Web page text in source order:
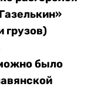
грузов)
было